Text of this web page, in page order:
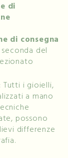
di
di consegna
del
Tutti i gioielli,
a mano
possono
differenze